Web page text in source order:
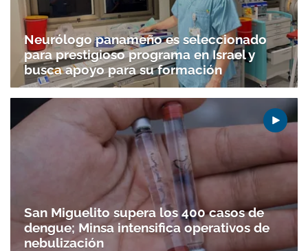
Neurólogo panameño es seleccionado
para prestigioso programa en Israel y
busca apoyo para su formación
San Miguelito supera los 400 casos de
dengue; Minsa intensifica operativos de
nebulización